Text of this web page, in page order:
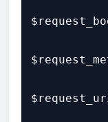
$request_uri